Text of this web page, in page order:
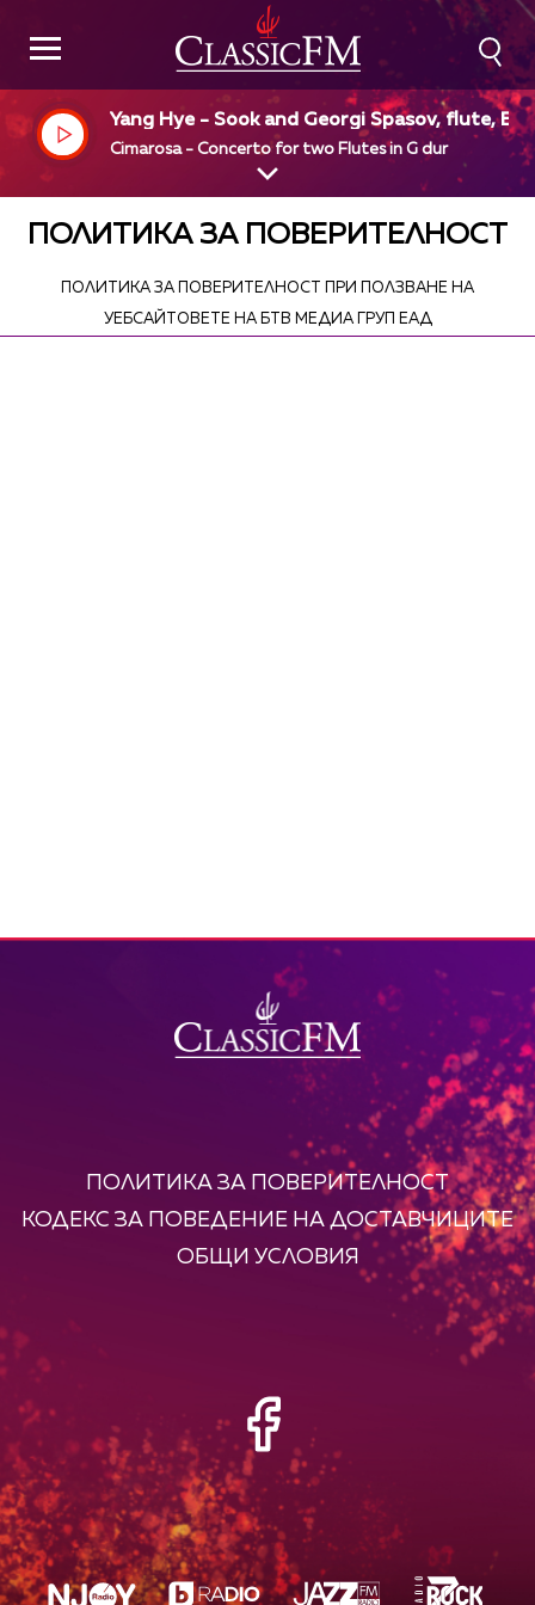
Yang Hye - Sook and Georgi Spasov, flute,
mble Orchestral, Bedros Papazian, dir
Cimarosa - Concerto for two Flutes in G dur
ПОЛИТИКА ЗА ПОВЕРИТЕЛНОСТ
ПОЛИТИКА ЗА ПОВЕРИТЕЛНОСТ ПРИ ПОЛЗВАНЕ НА
УЕБСАЙТОВЕТЕ НА БТВ МЕДИА ГРУП ЕАД
ПОЛИТИКА ЗА ПОВЕРИТЕЛНОСТ
КОДЕКС ЗА ПОВЕДЕНИЕ НА ДОСТАВЧИЦИТЕ
ОБЩИ УСЛОВИЯ